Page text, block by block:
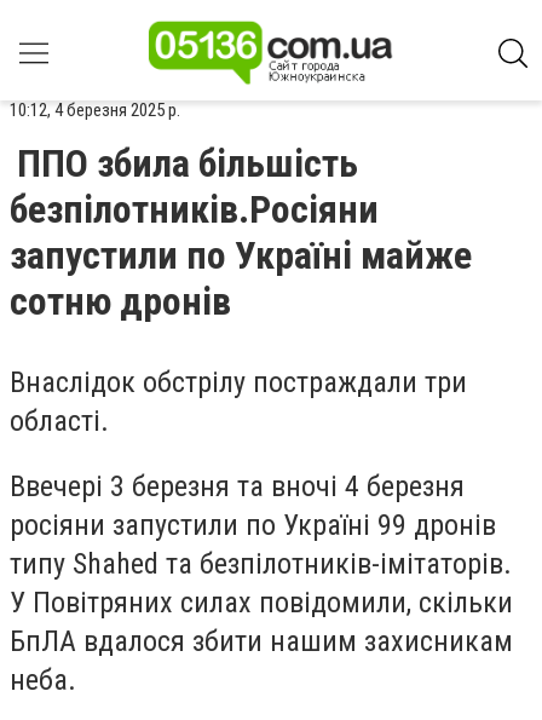
10:12, 4 березня 2025 р.
ППО збила більшість
безпілотників.Росіяни
запустили по Україні майже
сотню дронів
Внаслідок обстрілу постраждали три
області.
Ввечері 3 березня та вночі 4 березня
росіяни запустили по Україні 99 дронів
типу Shahed та безпілотників-імітаторів.
У Повітряних силах повідомили, скільки
БпЛА вдалося збити нашим захисникам
неба.